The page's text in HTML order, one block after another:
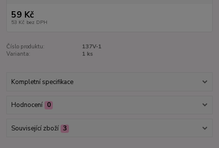
59 Kč
53 Kč bez DPH
Číslo produktu:
137V-1
Varianta:
1 ks
Kompletní specifikace
Hodnocení 0
Související zboží 3